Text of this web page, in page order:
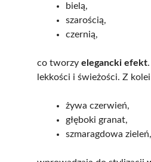
bielą,
szarością,
czernią,
co tworzy elegancki efekt
lekkości i świeżości. Z
żywa czerwień,
głęboki granat,
szmaragdowa zieleń,